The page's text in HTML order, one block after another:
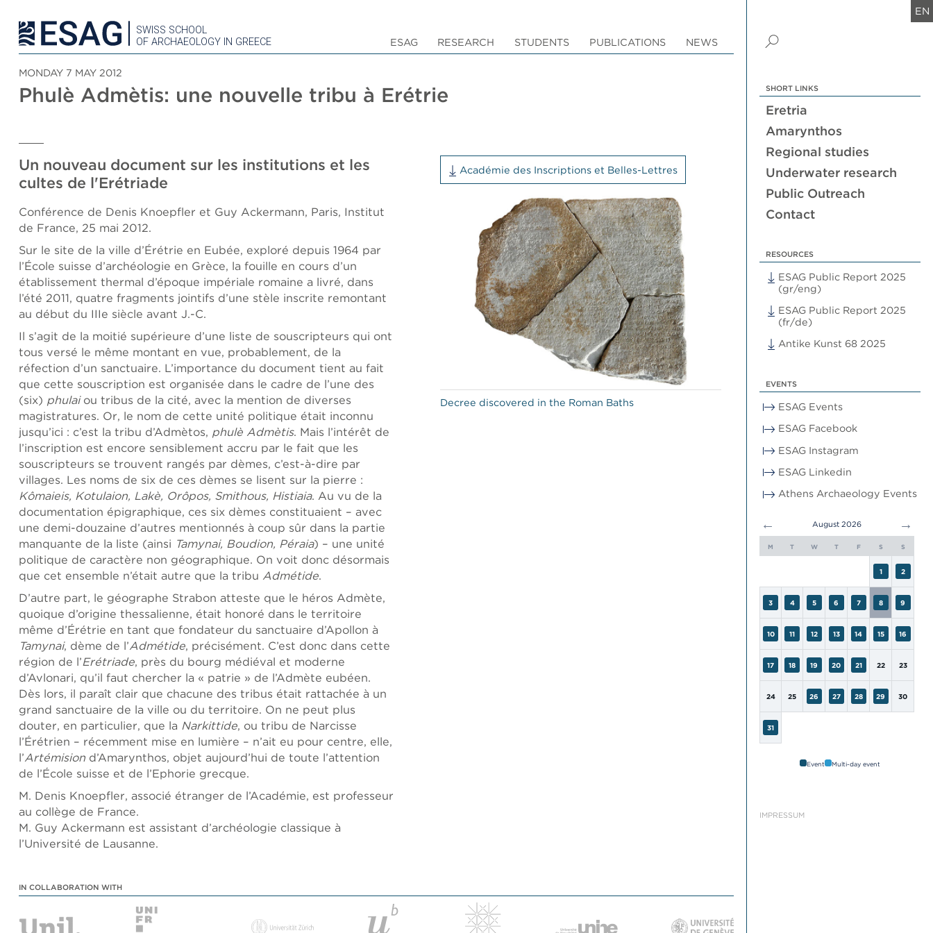
SWISS SCHOOL
OF ARCHAEOLOGY IN GREECE
ESAG RESEARCH STUDENTS PUBLICATIONS NEWS
EN
SHORT LINKS
Eretria
Amarynthos
Regional studies
Underwater research
Public Outreach
Contact
RESOURCES
ESAG Public Report 2025
(gr/eng)
ESAG Public Report 2025
(fr/de)
Antike Kunst 68 2025
EVENTS
ESAG Events
ESAG Facebook
ESAG Instagram
ESAG Linkedin
Athens Archaeology Events
← August 2026 →
M T W T F S S
1 2
3 4 5 6 7 8 9
10 11 12 13 14 15 16
17 18 19 20 21 22 23
24 25 26 27 28 29 30
31
Event Multi-day event
IMPRESSUM
MONDAY 7 MAY 2012
Phulè Admètis: une nouvelle tribu à Erétrie
Un nouveau document sur les institutions et les
cultes de l'Erétriade
Conférence de Denis Knoepfler et Guy Ackermann, Paris, Institut
de France, 25 mai 2012.
Sur le site de la ville d’Érétrie en Eubée, exploré depuis 1964 par
l’École suisse d’archéologie en Grèce, la fouille en cours d’un
établissement thermal d’époque impériale romaine a livré, dans
l’été 2011, quatre fragments jointifs d’une stèle inscrite remontant
au début du IIIe siècle avant J.-C.
Il s’agit de la moitié supérieure d’une liste de souscripteurs qui ont
tous versé le même montant en vue, probablement, de la
réfection d’un sanctuaire. L’importance du document tient au fait
que cette souscription est organisée dans le cadre de l’une des
(six) phulaiou tribus de la cité, avec la mention de diverses
magistratures. Or, le nom de cette unité politique était inconnu
jusqu’ici : c’est la tribu d’Admètos, phulè Admètis. Mais l’intérêt de
l’inscription est encore sensiblement accru par le fait que les
souscripteurs se trouvent rangés par dèmes, c’est-à-dire par
villages. Les noms de six de ces dèmes se lisent sur la pierre :
Kômaieis, Kotulaion, Lakè, Orôpos, Smithous, Histiaia. Au vu de la
documentation épigraphique, ces six dèmes constituaient – avec
une demi-douzaine d’autres mentionnés à coup sûr dans la partie
manquante de la liste (ainsi Tamynai, Boudion, Péraia) – une unité
politique de caractère non géographique. On voit donc désormais
que cet ensemble n’était autre que la tribu Admétide.
D’autre part, le géographe Strabon atteste que le héros Admète,
quoique d’origine thessalienne, était honoré dans le territoire
même d’Érétrie en tant que fondateur du sanctuaire d’Apollon à
Tamynai, dème de l’Admétide, précisément. C’est donc dans cette
région de l’Erétriade, près du bourg médiéval et moderne
d’Avlonari, qu’il faut chercher la « patrie » de l’Admète eubéen.
Dès lors, il paraît clair que chacune des tribus était rattachée à un
grand sanctuaire de la ville ou du territoire. On ne peut plus
douter, en particulier, que la Narkittide, ou tribu de Narcisse
l’Érétrien – récemment mise en lumière – n’ait eu pour centre, elle,
l’Artémision d’Amarynthos, objet aujourd’hui de toute l’attention
de l’École suisse et de l’Ephorie grecque.
M. Denis Knoepfler, associé étranger de l’Académie, est professeur
au collège de France.
M. Guy Ackermann est assistant d’archéologie classique à
l’Université de Lausanne.
Académie des Inscriptions et Belles-Lettres
Decree discovered in the Roman Baths
IN COLLABORATION WITH